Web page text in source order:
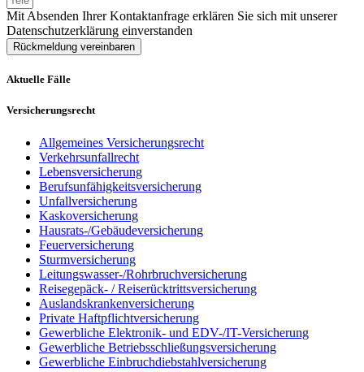
Mit Absenden Ihrer Kontaktanfrage erklären Sie sich mit unserer
Datenschutzerklärung einverstanden
Rückmeldung vereinbaren
Aktuelle Fälle
Versicherungsrecht
Allgemeines Versicherungsrecht
Verkehrsunfallrecht
Lebensversicherung
Berufsunfähigkeitsversicherung
Unfallversicherung
Kaskoversicherung
Hausrats-/Gebäudeversicherung
Feuerversicherung
Sturmversicherung
Leitungswasser-/Rohrbruchversicherung
Reisegepäck- / Reiserücktrittsversicherung
Auslandskrankenversicherung
Private Haftpflichtversicherung
Gewerbliche Elektronik- und EDV-/IT-Versicherung
Gewerbliche Betriebsschließungsversicherung
Gewerbliche Einbruchdiebstahlversicherung